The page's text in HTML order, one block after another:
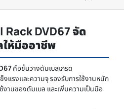
DVD67 จัด
ให้มืออาชีพ
คือชั้นวางดัมเบลเกรด
แรงและความจุ รองรับการใช้งานหนัก
งานของดัมเบล และเพิ่มความเป็นมือ